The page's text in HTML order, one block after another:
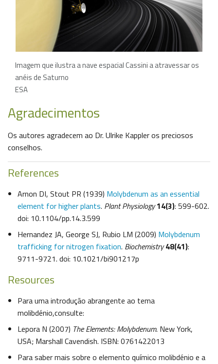
Imagem que ilustra a nave espacial Cassini a atravessar os
anéis de Saturno
ESA
Agradecimentos
Os autores agradecem ao Dr. Ulrike Kappler os preciosos
conselhos.
References
Arnon DI, Stout PR (1939) Molybdenum as an essential
element for higher plants. Plant Physiology14(3): 599-602.
doi: 10.1104/pp.14.3.599
Hernandez JA, George SJ, Rubio LM (2009) Molybdenum
trafficking for nitrogen fixation. Biochemistry 48(41):
9711-9721. doi: 10.1021/bi901217p
Resources
Para uma introdução abrangente ao tema
molibdénio,consulte:
Lepora N (2007) The Elements: Molybdenum. New York,
USA; Marshall Cavendish. ISBN: 0761422013
Para saber mais sobre o elemento químico molibdénio e a